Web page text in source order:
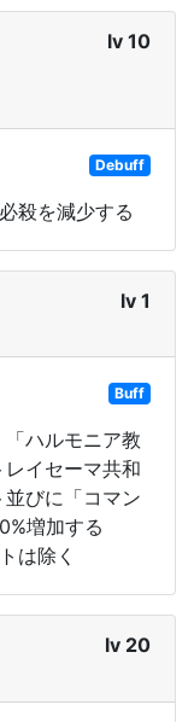
lv 10
Debuff
殺を減少する
lv 1
Buff
ハルモニア教
イセーマ共和
びに「コマン
増加する
は除く
lv 20